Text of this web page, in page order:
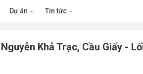
Dự án Tin tức
Khả Trạc, Cầu Giấy -